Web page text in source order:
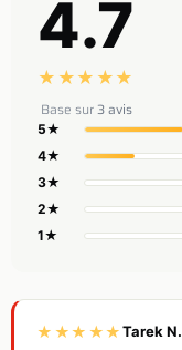
4.7
★ ★★ ★★
Base sur3 avis
5★
4★
3★
2★
1★
★★★★★Tarek N.